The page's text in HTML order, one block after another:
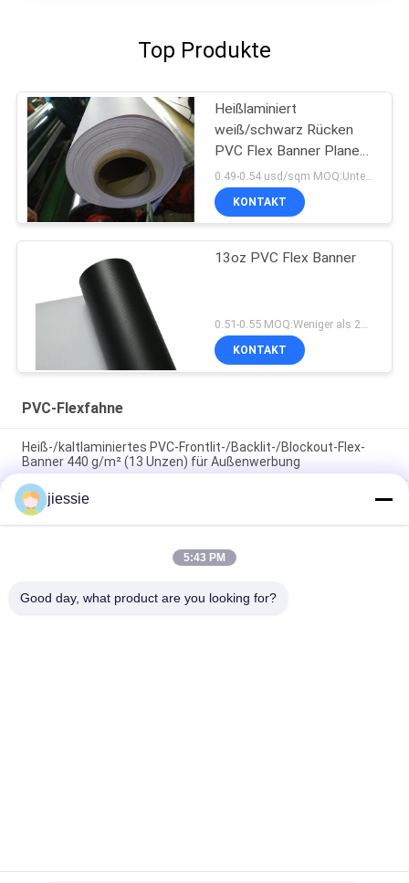
Top Produkte
Heißlaminiert
weiß/schwarz Rücken
PVC Flex Banner Plane
440gsm (13oz)
KONTAKT
13oz PVC Flex Banner
0.51-0.55 MOQ:Weniger als 2m Breite, Rollen jeder Breite 30, mehr als 2m Breite, Rollen jeder Breite 20
KONTAKT
PVC-Flexfahne
Heiß-/kaltlaminiertes PVC-Frontlit-/Backlit-/Blockout-Flex-
Banner 440 g/m² (13 Unzen) für Außenwerbung
Umweltfreundliche Satin-Grau-Rückseite PET-Film
350mic/450GSM für X-Banner / Display / Roll-up-Banner-
Stand
FLAD Bedruckbares Displaymaterial graues Blockout-PET-
jiessie
5:43 PM
Good day, what product are you looking for?